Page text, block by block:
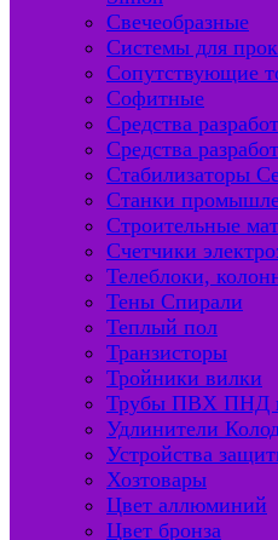
Свечеобразные
Системы для
Сопутствующие
Софитные
Средства
Средства
Стабилизаторы
Станки
Строительные
Счетчики
Телеблоки,
Тены Спирали
Теплый пол
Транзисторы
Тройники вилки
Трубы ПВХ ПНД и
Удлинители
Устройства
Хозтовары
Цвет аллюминий
Цвет бронза